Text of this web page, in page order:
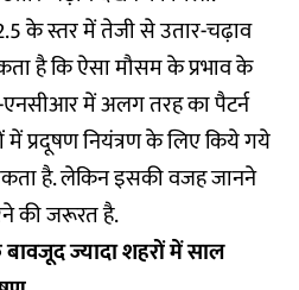
के स्तर में तेजी से उतार-चढ़ाव
है कि ऐसा मौसम के प्रभाव के
में अलग तरह का पैटर्न
में प्रदूषण नियंत्रण के लिए किये गये
है. लेकिन इसकी वजह जानने
की जरूरत है.
ज्यादा शहरों में साल